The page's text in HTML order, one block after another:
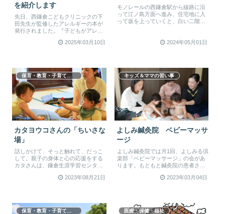
を紹介します
先日、西鎌倉こどもクリニックの下
田先生が監修したアレルギーの本が
発行されました。『子どもがアレル
2025年03月10日
モノレールの西鎌倉駅から線路に沿
って江ノ島方面へ進み、住宅地に入
って坂を上っていくと、白い二階建
2024年05月01日
カタヨウコさんの「ちいさな
場」
話しかけて、そっと触れて、だっこ
して。親子の身体と心の応援をする
カタさんは、鎌倉生涯学習センター
2023年08月21日
キッズ＆ママの習い事
よしみ鍼灸院 ベビーマッサ
ージ
よしみ鍼灸院では月1回、よしみる倶
楽部「ベビーマッサージ」の会があ
ります。もともと鍼灸院の患者さん
2023年03月04日
医療・保健・福祉